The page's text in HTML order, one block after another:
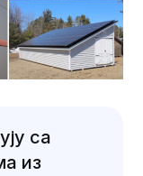
са
из